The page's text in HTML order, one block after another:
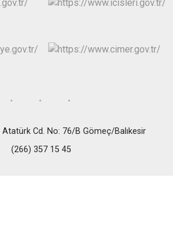
Cd. No: 76/B Gömeç/Balıkesir
(266) 357 15 45